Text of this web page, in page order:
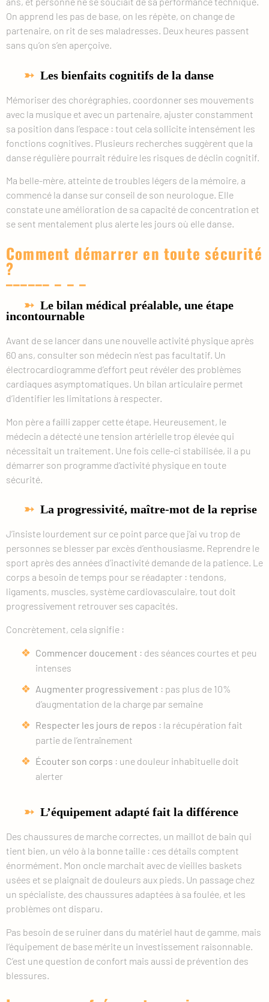
On apprend les pas de base, on les répète, on change de
partenaire, on rit de ses maladresses. Deux heures passent
sans qu’on s’en aperçoive.
Les bienfaits cognitifs de la danse
Mémoriser des chorégraphies, coordonner ses mouvements
avec la musique et avec un partenaire, ajuster constamment
sa position dans l’espace : tout cela sollicite intensément les
fonctions cognitives. Plusieurs recherches suggèrent que la
danse régulière pourrait réduire les risques de déclin cognitif.
Ma belle-mère, atteinte de troubles légers de la mémoire, a
commencé la danse sur conseil de son neurologue. Elle
constate une amélioration de sa capacité de concentration et
se sent mentalement plus alerte les jours où elle danse.
Comment démarrer en toute sécurité
?
Le bilan médical préalable, une étape
incontournable
Avant de se lancer dans une nouvelle activité physique après
60 ans, consulter son médecin n’est pas facultatif. Un
électrocardiogramme d’effort peut révéler des problèmes
cardiaques asymptomatiques. Un bilan articulaire permet
d’identifier les limitations à respecter.
Mon père a failli zapper cette étape. Heureusement, le
médecin a détecté une tension artérielle trop élevée qui
nécessitait un traitement. Une fois celle-ci stabilisée, il a pu
démarrer son programme d’activité physique en toute
sécurité.
La progressivité, maître-mot de la reprise
J’insiste lourdement sur ce point parce que j’ai vu trop de
personnes se blesser par excès d’enthousiasme. Reprendre le
sport après des années d’inactivité demande de la patience. Le
corps a besoin de temps pour se réadapter : tendons,
ligaments, muscles, système cardiovasculaire, tout doit
progressivement retrouver ses capacités.
Concrètement, cela signifie :
Commencer doucement : des séances courtes et peu
intenses
Augmenter progressivement : pas plus de 10%
d’augmentation de la charge par semaine
Respecter les jours de repos : la récupération fait
partie de l’entraînement
Écouter son corps : une douleur inhabituelle doit
alerter
L’équipement adapté fait la différence
Des chaussures de marche correctes, un maillot de bain qui
tient bien, un vélo à la bonne taille : ces détails comptent
énormément. Mon oncle marchait avec de vieilles baskets
usées et se plaignait de douleurs aux pieds. Un passage chez
un spécialiste, des chaussures adaptées à sa foulée, et les
problèmes ont disparu.
Pas besoin de se ruiner dans du matériel haut de gamme, mais
l’équipement de base mérite un investissement raisonnable.
C’est une question de confort mais aussi de prévention des
blessures.